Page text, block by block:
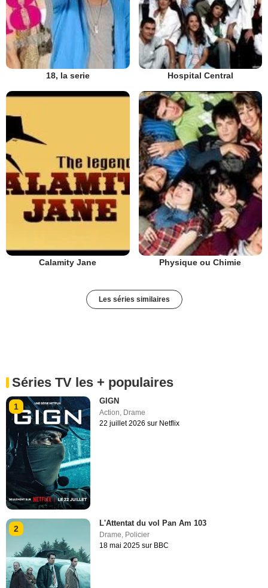
18, la serie Hospital Central
Calamity Jane Physique ou Chimie
Les séries similaires
Séries TV les + populaires
1
GIGN
Action, Drame
22 juillet 2026 sur Netflix
2
L'Attentat du vol Pan Am 103
Drame Policier
18 mai 2025 sur BBC